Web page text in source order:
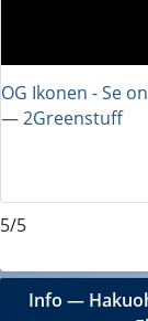
OG Ikonen - Se
― 2Greenstuff
5/5
Info ―